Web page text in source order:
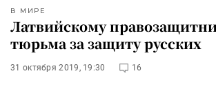
В МИРЕ
Латвийскому
тюрьма за защиту русских
31 октября 2019, 19:30 16